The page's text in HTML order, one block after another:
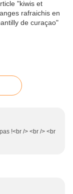
!<br /> <br /> <br